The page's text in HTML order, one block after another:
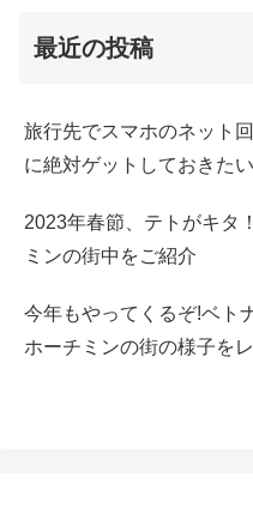
最近の投稿
旅行先でスマホのネット
に絶対ゲットしておきた
2023年春節、テトがキタ
ミンの街中をご紹介
今年もやってくるぞ!ベト
ホーチミンの街の様子を